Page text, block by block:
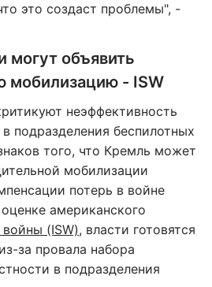
это создаст проблемы", -
могут объявить
мобилизацию - ISW
неэффективность
подразделения беспилотных
того, что Кремль может
мобилизации
потерь в войне
американского
(ISW), власти готовятся
за провала набора
в подразделения